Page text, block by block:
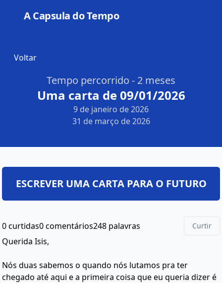
A Capsula do Tempo
Voltar
Tempo percorrido - 2 meses
Uma carta de 09/01/2026
9 de janeiro de 2026
31 de março de 2026
0 curtidas0 comentários248 palavras Curtir
Querida Isis,
Nós duas sabemos o quando nós lutamos pra ter
chegado até aqui e a primeira coisa que eu queria dizer é
ESCREVER UMA CARTA PARA O FUTURO